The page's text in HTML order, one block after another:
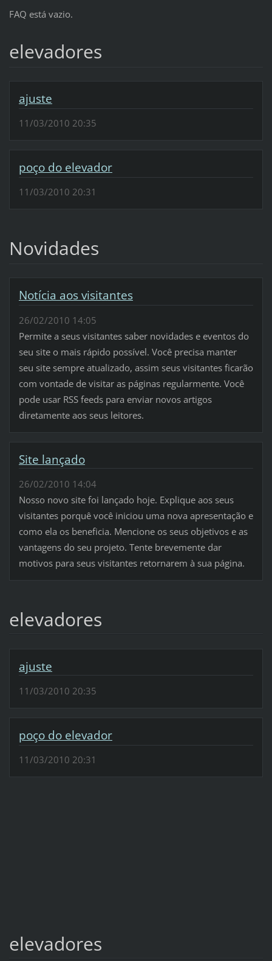
FAQ está vazio.
elevadores
ajuste
11/03/2010 20:35
poço do elevador
11/03/2010 20:31
Novidades
Notícia aos visitantes
26/02/2010 14:05
Permite a seus visitantes saber novidades e eventos do
seu site o mais rápido possível. Você precisa manter
seu site sempre atualizado, assim seus visitantes ficarão
com vontade de visitar as páginas regularmente. Você
pode usar RSS feeds para enviar novos artigos
diretamente aos seus leitores.
Site lançado
26/02/2010 14:04
Nosso novo site foi lançado hoje. Explique aos seus
visitantes porquê você iniciou uma nova apresentação e
como ela os beneficia. Mencione os seus objetivos e as
vantagens do seu projeto. Tente brevemente dar
motivos para seus visitantes retornarem à sua página.
elevadores
ajuste
11/03/2010 20:35
poço do elevador
11/03/2010 20:31
elevadores